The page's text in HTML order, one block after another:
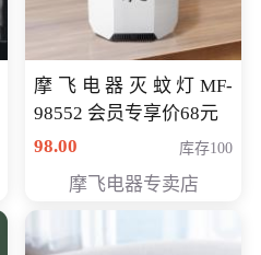
摩飞电器灭蚊灯MF-
98552 会员专享价68元
98.00
库存100
摩飞电器专卖店